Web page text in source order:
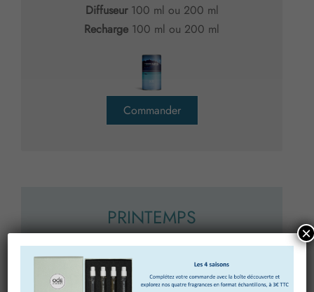
Diffuseur100 ml ou 200 ml
Recharge 100 ml ou 200 ml
Commander
PRINTEMPS
Recharge100 ml ou 200 ml
×